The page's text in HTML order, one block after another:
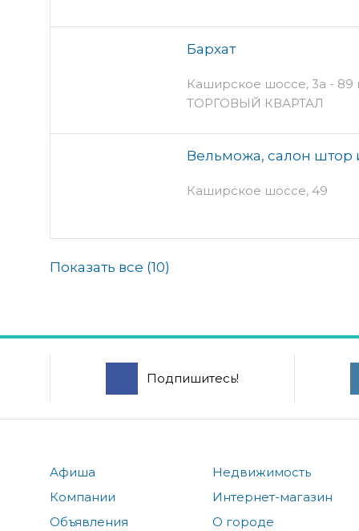
Бархат
Каширское шоссе, 3а - 89
ТОРГОВЫЙ КВАРТАЛ
Вельможа, салон штор
Каширское шоссе, 49
Показать все (10)
Подпишитесь!
Афиша
Компании
Объявления
Недвижимость
Интернет-магазин
О городе